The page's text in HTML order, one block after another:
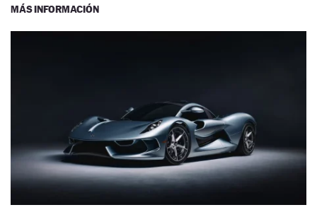
MÁS INFORMACIÓN